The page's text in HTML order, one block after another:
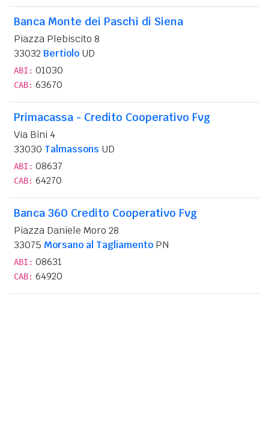
Banca Monte dei Paschi di Siena
Piazza Plebiscito 8
33032 Bertiolo UD
ABI: 01030
CAB: 63670
Primacassa - Credito Cooperativo Fvg
Via Bini 4
33030 Talmassons UD
ABI: 08637
CAB: 64270
Banca 360 Credito Cooperativo Fvg
Piazza Daniele Moro 28
33075 Morsano al Tagliamento PN
ABI: 08631
CAB: 64920